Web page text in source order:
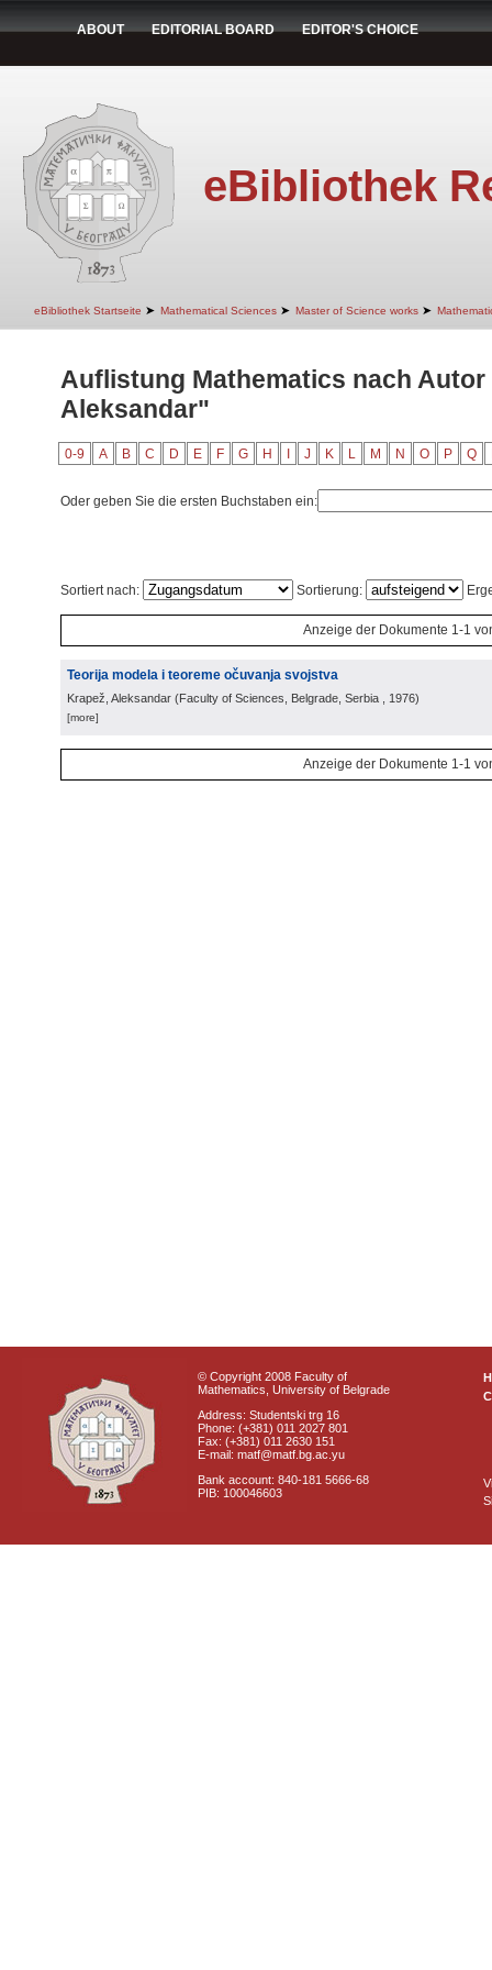
ABOUT EDITORIAL BOARD EDITOR'S CHOICE
eBibliothek
eBibliothek Startseite ➤ Mathematical Sciences ➤ Master of Science works ➤
Auflistung Mathematics nach
Aleksandar"
0-9 A B C D E F G H J K L M N O P Q
Oder geben Sie die ersten Buchstaben ein:
Sortiert nach: Sortierung:
Anzeige der Dokumente 1-1
Teorija modela i teoreme očuvanja svojstva
Krapež, Aleksandar (Faculty of Sciences, Belgrade, Serbia , 1976)
[more]
Anzeige der Dokumente 1-1
© Copyright 2008 Faculty of
Mathematics, University of Belgrade
Address: Studentski trg 16
Phone: (+381) 011 2027 801
Fax: (+381) 011 2630 151
E-mail: matf@matf.bg.ac.yu
Bank account: 840-181 5666-68
PIB: 100046603